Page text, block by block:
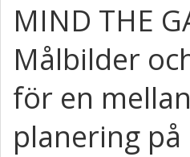
MIND THE
Målbilder
för en
planering